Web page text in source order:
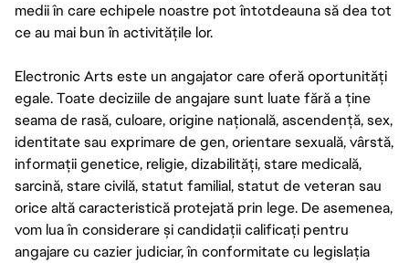
medii în care echipele noastre pot întotdeauna să dea tot
ce au mai bun în activitățile lor.
Electronic Arts este un angajator care oferă oportunități
egale. Toate deciziile de angajare sunt luate fără a ține
seama de rasă, culoare, origine națională, ascendență, sex,
identitate sau exprimare de gen, orientare sexuală, vârstă,
informații genetice, religie, dizabilități, stare medicală,
sarcină, stare civilă, statut familial, statut de veteran sau
orice altă caracteristică protejată prin lege. De asemenea,
vom lua în considerare și candidații calificați pentru
angajare cu cazier judiciar, în conformitate cu legislația